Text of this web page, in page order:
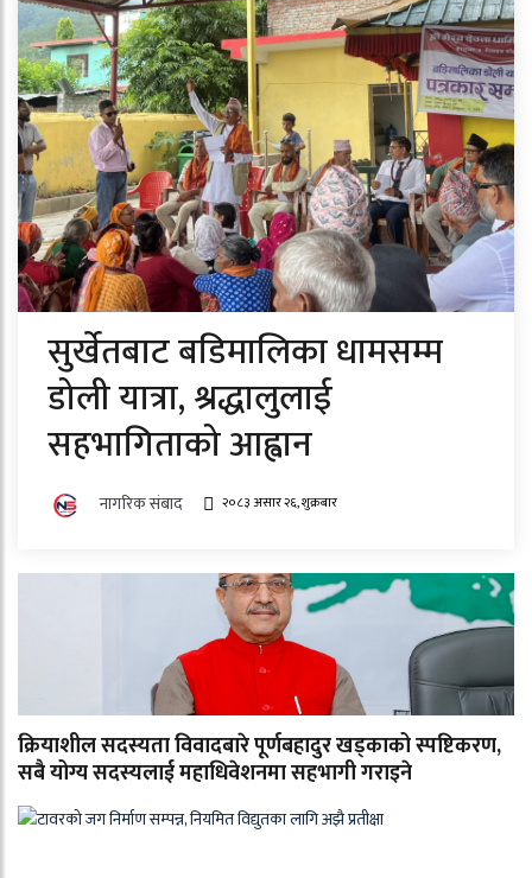
सुर्खेतबाट बडिमालिका धामसम्म
डोली यात्रा, श्रद्धालुलाई
सहभागिताको आह्वान
नागरिक संबाद २०८३ असार २६, शुक्रबार
क्रियाशील सदस्यता विवादबारे पूर्णबहादुर खड्काको स्पष्टिकरण,
सबै योग्य सदस्यलाई महाधिवेशनमा सहभागी गराइने